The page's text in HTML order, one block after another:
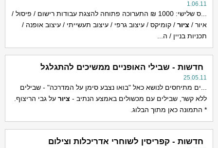
1.06.11
...ס שלישי: 1000 ₪ התערוכה פתוחה להצגת עבודות רישום / פיסול /
איור / ציור / קומיקס / עיצוב גרפי / עיצוב תעשייתי / עיצוב אופנה /
תכניות בניין / ה...
חדשות - שבילי האופניים ממשיכים להתגלגל
25.05.11
...ים מתיחסים לנושא כאל "בואו נצבע סימן על המדרכה" - שבילים
ללא קשר, שבילים עם מכשולים באמצע הנתיב - ציור על גבי הריצוף.
* התמונה כאן מתוך הבלוג.
חדשות - קפריסין לשוחרי אדריכלות וצילום